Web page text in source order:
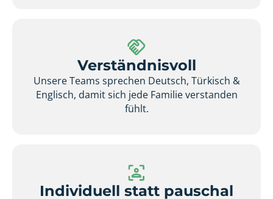
Verständnisvoll
Unsere Teams sprechen Deutsch, Türkisch &
Englisch, damit sich jede Familie verstanden
fühlt.
Individuell statt pauschal